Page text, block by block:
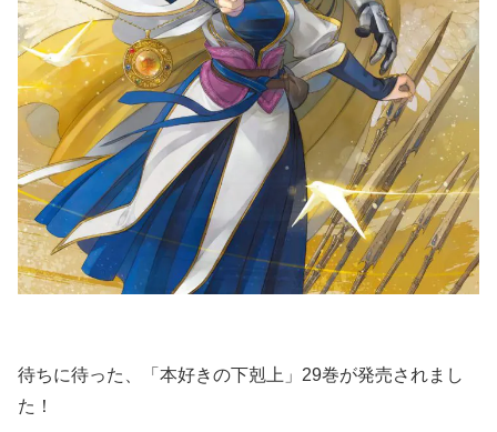
待ちに待った、「本好きの下剋上」29巻が発売されまし
た！